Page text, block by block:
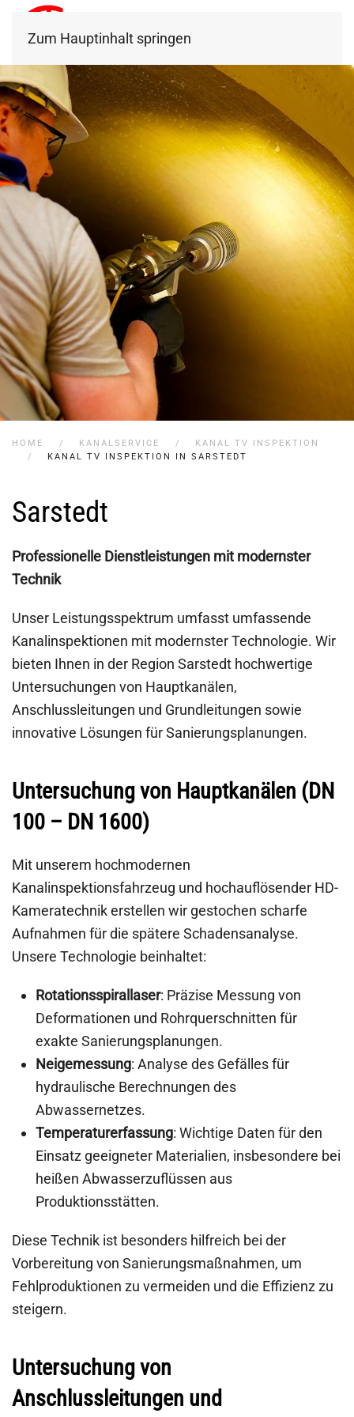
Zum Hauptinhalt springen
HOME KANALSERVICE
KANAL TV INSPEKTION
KANAL TV INSPEKTION IN SARSTEDT
Sarstedt
Professionelle Dienstleistungen mit modernster
Technik
Unser Leistungsspektrum umfasst umfassende
Kanalinspektionen mit modernster Technologie. Wir
bieten Ihnen in der Region Sarstedt hochwertige
Untersuchungen von Hauptkanälen,
Anschlussleitungen und Grundleitungen sowie
innovative Lösungen für Sanierungsplanungen.
Untersuchung von Hauptkanälen (DN
100 – DN 1600)
Mit unserem hochmodernen
Kanalinspektionsfahrzeug und hochauflösender HD-
Kameratechnik erstellen wir gestochen scharfe
Aufnahmen für die spätere Schadensanalyse.
Unsere Technologie beinhaltet:
Rotationsspirallaser: Präzise Messung von
Deformationen und Rohrquerschnitten für
exakte Sanierungsplanungen.
Neigemessung: Analyse des Gefälles für
hydraulische Berechnungen des
Abwassernetzes.
Temperaturerfassung: Wichtige Daten für den
Einsatz geeigneter Materialien, insbesondere bei
heißen Abwasserzuflüssen aus
Produktionsstätten.
Diese Technik ist besonders hilfreich bei der
Vorbereitung von Sanierungsmaßnahmen, um
Fehlproduktionen zu vermeiden und die Effizienz zu
steigern.
Untersuchung von
Anschlussleitungen und